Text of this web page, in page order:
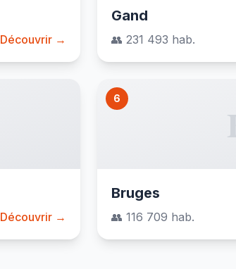
Découvrir →
Gand
👥 231 493 hab.
Découvrir →
6
Bruges
👥 116 709 hab.